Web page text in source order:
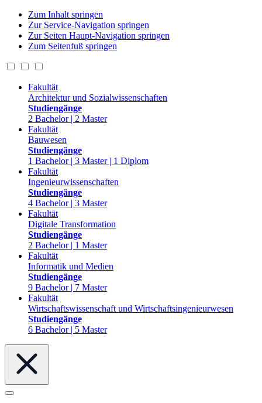
Zum Inhalt springen
Zur Service-Navigation springen
Zur Seiten Haupt-Navigation springen
Zum Seitenfuß springen
Fakultät
Architektur und Sozialwissenschaften
Studiengänge
2 Bachelor | 2 Master
Fakultät
Bauwesen
Studiengänge
1 Bachelor | 3 Master | 1 Diplom
Fakultät
Ingenieurwissenschaften
Studiengänge
4 Bachelor | 3 Master
Fakultät
Digitale Transformation
Studiengänge
2 Bachelor | 1 Master
Fakultät
Informatik und Medien
Studiengänge
9 Bachelor | 7 Master
Fakultät
Wirtschaftswissenschaft und Wirtschaftsingenieurwesen
Studiengänge
6 Bachelor | 5 Master